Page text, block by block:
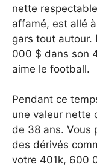
nette
affamé, est allé
gars tout autour.
000 $ dans son
aime le football.
Pendant ce
une valeur nette
de 38 ans. Vous
des dérivés
votre 401k, 600